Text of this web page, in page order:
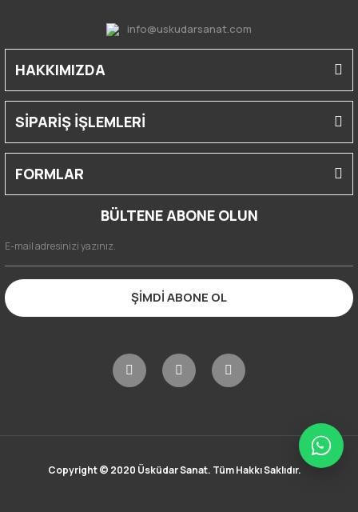
info@uskudarsanat.com
HAKKIMIZDA
SİPARİŞ İŞLEMLERİ
FORMLAR
BÜLTENE ABONE OLUN
ŞİMDİ ABONE OL
Copyright © 2020 Üsküdar Sanat. Tüm Hakkı Saklıdır.